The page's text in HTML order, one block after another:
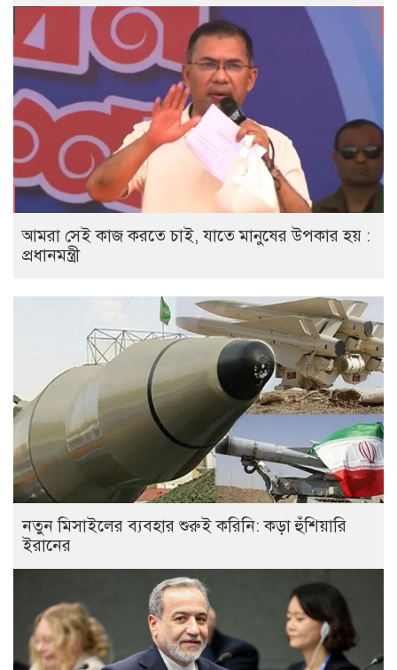
আমরা সেই কাজ করতে চাই, যাতে মানুষের উপকার হয় :
প্রধানমন্ত্রী
নতুন মিসাইলের ব্যবহার শুরুই করিনি: কড়া হুঁশিয়ারি
ইরানের